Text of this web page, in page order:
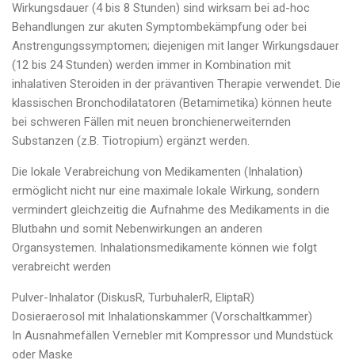
Wirkungsdauer (4 bis 8 Stunden) sind wirksam bei ad-hoc
Behandlungen zur akuten Symptombekämpfung oder bei
Anstrengungssymptomen; diejenigen mit langer Wirkungsdauer
(12 bis 24 Stunden) werden immer in Kombination mit
inhalativen Steroiden in der prävantiven Therapie verwendet. Die
klassischen Bronchodilatatoren (Betamimetika) können heute
bei schweren Fällen mit neuen bronchienerweiternden
Substanzen (z.B. Tiotropium) ergänzt werden.
Die lokale Verabreichung von Medikamenten (Inhalation)
ermöglicht nicht nur eine maximale lokale Wirkung, sondern
vermindert gleichzeitig die Aufnahme des Medikaments in die
Blutbahn und somit Nebenwirkungen an anderen
Organsystemen. Inhalationsmedikamente können wie folgt
verabreicht werden
Pulver-Inhalator (DiskusR, TurbuhalerR, EliptaR)
Dosieraerosol mit Inhalationskammer (Vorschaltkammer)
In Ausnahmefällen Vernebler mit Kompressor und Mundstück
oder Maske